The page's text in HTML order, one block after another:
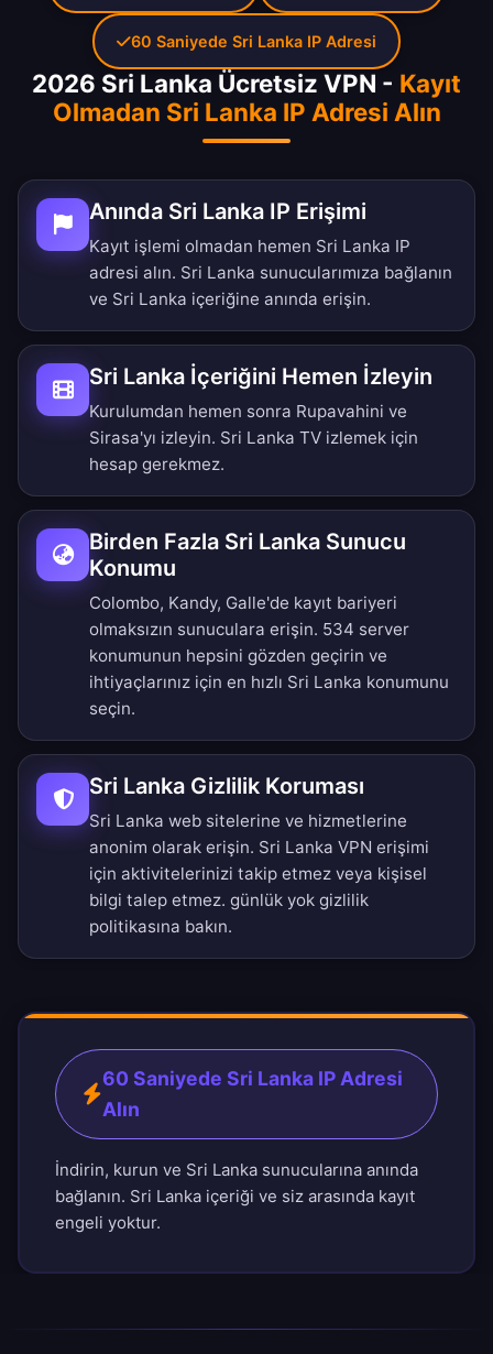
2026 Sri Lanka Ücretsiz VPN - Kayıt
Olmadan Sri Lanka IP Adresi Alın
Anında Sri Lanka IP Erişimi
Kayıt işlemi olmadan hemen Sri Lanka IP
adresi alın. Sri Lanka sunucularımıza bağlanın
ve Sri Lanka içeriğine anında erişin.
Sri Lanka İçeriğini Hemen İzleyin
Kurulumdan hemen sonra Rupavahini ve
Sirasa'yı izleyin. Sri Lanka TV izlemek için
hesap gerekmez.
Birden Fazla Sri Lanka Sunucu
Konumu
Colombo, Kandy, Galle'de kayıt bariyeri
olmaksızın sunuculara erişin. 534 server
konumunun hepsini gözden geçirin ve
ihtiyaçlarınız için en hızlı Sri Lanka konumunu
seçin.
Sri Lanka Gizlilik Koruması
Sri Lanka web sitelerine ve hizmetlerine
anonim olarak erişin. Sri Lanka VPN erişimi
için aktivitelerinizi takip etmez veya kişisel
bilgi talep etmez. günlük yok gizlilik
politikasına bakın.
60 Saniyede Sri Lanka IP Adresi
Alın
İndirin, kurun ve Sri Lanka sunucularına anında
bağlanın. Sri Lanka içeriği ve siz arasında kayıt
engeli yoktur.
60 Saniyede Sri Lanka IP Adresi